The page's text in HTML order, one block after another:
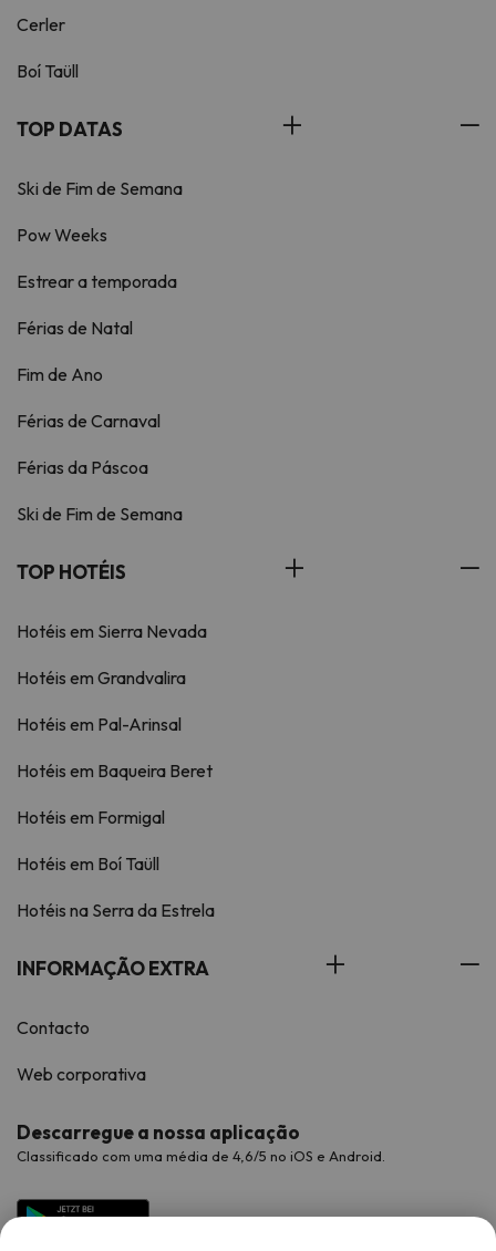
Cerler
Boí Taüll
TOP DATAS
Ski de Fim de Semana
Pow Weeks
Estrear a temporada
Férias de Natal
Fim de Ano
Férias de Carnaval
Férias da Páscoa
Ski de Fim de Semana
TOP HOTÉIS
Hotéis em Sierra Nevada
Hotéis em Grandvalira
Hotéis em Pal-Arinsal
Hotéis em Baqueira Beret
Hotéis em Formigal
Hotéis em Boí Taüll
Hotéis na Serra da Estrela
INFORMAÇÃO EXTRA
Contacto
Web corporativa
Descarregue a nossa aplicação
Classificado com uma média de 4,6/5 no iOS e Android.